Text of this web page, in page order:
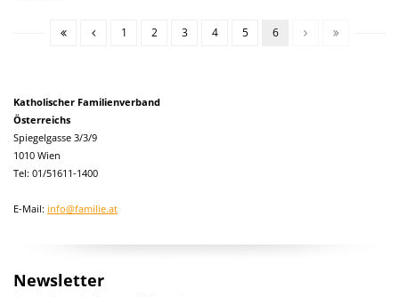
1 2 3 4 5 6
Katholischer Familienverband
Österreichs
Spiegelgasse 3/3/9
1010 Wien
Tel: 01/51611-1400
E-Mail: info@familie.at
Newsletter